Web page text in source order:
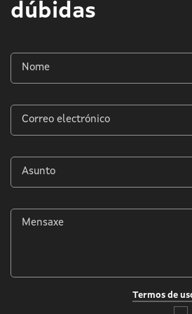
dúbidas
Nome
*
Correo
electrónico
*
Asunto
*
Mensaxe
Termos de